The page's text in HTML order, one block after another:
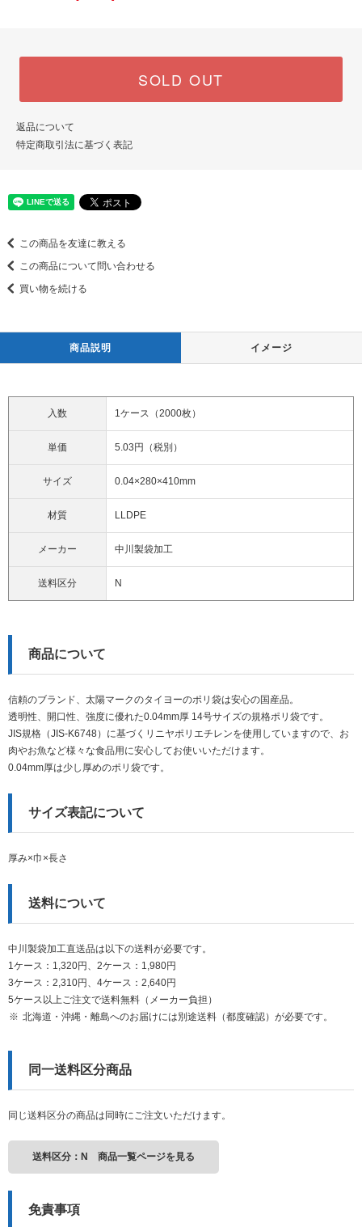
SOLD OUT
返品について
特定商取引法に基づく表記
この商品を友達に教える
この商品について問い合わせる
買い物を続ける
商品説明 イメージ
入数 1ケース（2000枚）
単価 5.03円（税別）
サイズ 0.04×280×410mm
材質 LLDPE
メーカー 中川製袋加工
送料区分 N
商品について
信頼のブランド、太陽マークのタイヨーのポリ袋は安心の国産品。
透明性、開口性、強度に優れた0.04mm厚 14号サイズの規格ポリ袋です。
JIS規格（JIS-K6748）に基づくリニヤポリエチレンを使用していますので、お
肉やお魚など様々な食品用に安心してお使いいただけます。
0.04mm厚は少し厚めのポリ袋です。
サイズ表記について
厚み×巾×長さ
送料について
中川製袋加工直送品は以下の送料が必要です。
1ケース：1,320円、2ケース：1,980円
3ケース：2,310円、4ケース：2,640円
5ケース以上ご注文で送料無料（メーカー負担）
北海道・沖縄・離島へのお届けには別途送料（都度確認）が必要です。
同一送料区分商品
同じ送料区分の商品は同時にご注文いただけます。
送料区分：N 商品一覧ページを見る
免責事項